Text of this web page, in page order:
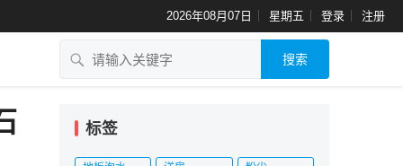
2026年08月07日 星期五 登录 注册
搜索
标签